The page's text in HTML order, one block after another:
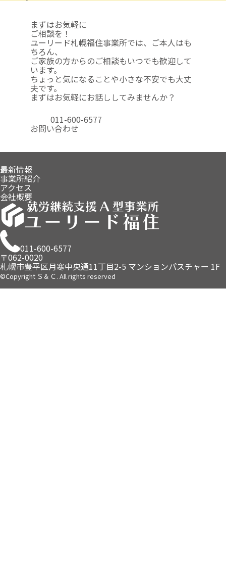
まずはお気軽に
ご相談を！
ユーリード札幌福住事業所では、ご本人はも
ちろん、
ご家族の方からのご相談もいつでも歓迎して
います。
ちょっと気になることや小さな不安でも大丈
夫です。
まずはお気軽にお話ししてみませんか？
011-600-6577
お問い合わせ
最新情報
事業所紹介
アクセス
会社概要
011-600-6577
〒062-0020
札幌市豊平区月寒中央通11丁目2-5 マンションパスチャー 1F
©Copyright Ｓ＆Ｃ. All rights reserved